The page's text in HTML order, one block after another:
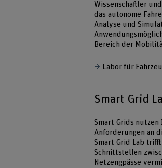
Wissenschaftler
das autonome
Analyse und
Bereich der
Labor für
Smart Grid
Smart Grids nutzen
Anforderungen an
Smart Grid Lab
Schnittstellen
Netzengpässe